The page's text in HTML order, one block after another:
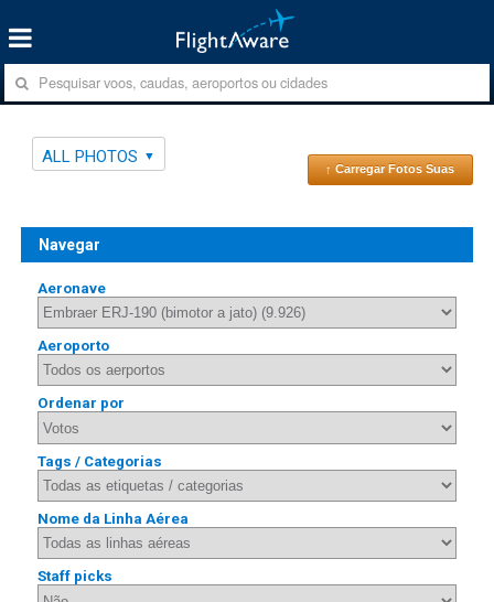
ALL PHOTOS
↑ Carregar Fotos Suas
Navegar
Aeronave
Aeroporto
Ordenar por
Tags / Categorias
Nome da Linha Aérea
Staff picks